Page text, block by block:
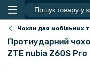
Чохли для мобільних
Протиударний
ZTE nubia Z60S Pro